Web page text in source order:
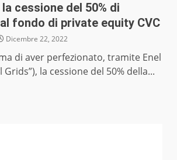
cessione del 50% di
fondo di private equity CVC
Dicembre 22, 2022
di aver perfezionato, tramite Enel
Grids”), la cessione del 50% della...